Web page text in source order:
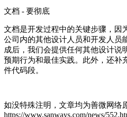
文档 - 要彻底
文档是开发过程中的关键步骤，因
公司内的其他设计人员和开发人员
成后，我们会提供任何其他设计说
预期行为和最佳实践。此外，还补
件代码段。
如没特殊注明，文章均为善微网络
https://www.sanways.com/news/